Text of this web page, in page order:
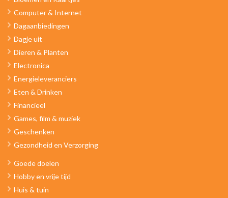
Computer & Internet
Dagaanbiedingen
Dagje uit
Dieren & Planten
Electronica
Energieleveranciers
Eten & Drinken
Financieel
Games, film & muziek
Geschenken
Gezondheid en Verzorging
Goede doelen
Hobby en vrije tijd
Huis & tuin